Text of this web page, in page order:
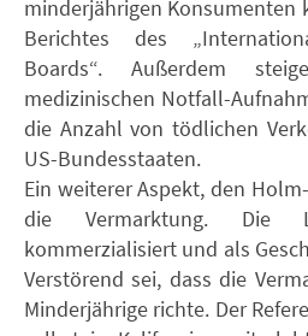
minderjährigen Konsumenten
Berichtes des
Boards“. Außerdem
medizinischen Notfall-
die Anzahl von tödlichen
US-Bundesstaaten.
Ein weiterer Aspekt, den
die Vermarktung. Die
kommerzialisiert und als
Verstörend sei, dass die
Minderjährige richte. Der